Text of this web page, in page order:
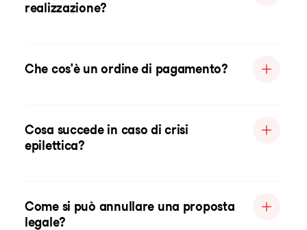
realizzazione?
Che cos'è un ordine di pagamento?
Cosa succede in caso di crisi
epilettica?
Come si può annullare una proposta
legale?